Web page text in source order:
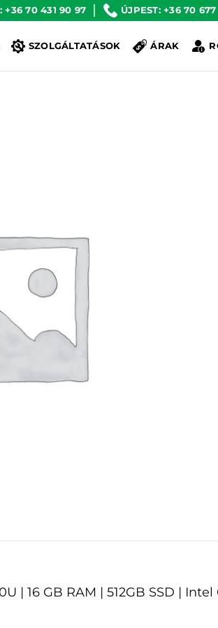
+36 70 431 90 97 ÚJPEST: +36 70
SZOLGÁLTATÁSOK ÁRAK
| 16 GB RAM | 512GB SSD |